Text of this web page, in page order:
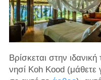
Βρίσκεται στην
νησί Koh Kood (μάθετε